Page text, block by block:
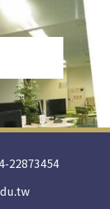
22873454